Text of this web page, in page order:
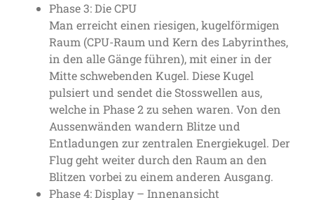
Phase 3: Die CPU
Man erreicht einen riesigen, kugelförmigen
Raum (CPU-Raum und Kern des Labyrinthes,
in den alle Gänge führen), mit einer in der
Mitte schwebenden Kugel. Diese Kugel
pulsiert und sendet die Stosswellen aus,
welche in Phase 2 zu sehen waren. Von den
Aussenwänden wandern Blitze und
Entladungen zur zentralen Energiekugel. Der
Flug geht weiter durch den Raum an den
Blitzen vorbei zu einem anderen Ausgang.
Phase 4: Display – Innenansicht